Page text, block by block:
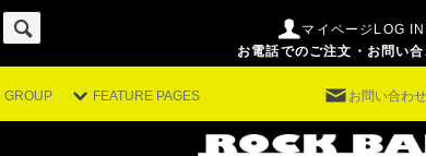
マイページLOG IN
お電話でのご注文・お問い
GROUP FEATURE PAGES お問い合わ